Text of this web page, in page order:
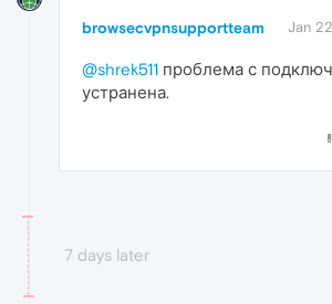
browsecvpnsupportteam Jan
@shrek511 проблема с
устранена.
7 days later